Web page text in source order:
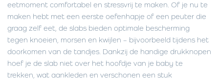
eetmoment comfortabel en stressvrij te maken. Of je nu te
maken hebt met een eerste oefenhapje of een peuter die
graag zelf eet, de slabs bieden optimale bescherming
tegen knoeien, morsen en kwijlen – bijvoorbeeld tijdens het
doorkomen van de tandjes. Dankzij de handige drukknopen
hoef je de slab niet over het hoofdje van je baby te
trekken, wat aankleden en verschonen een stuk